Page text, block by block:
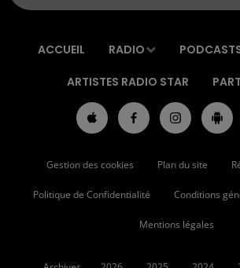
ACCUEIL RADIO
ARTISTES RADIO STAR
Gestion des cookies Plan du site
Politique de Confidentialité Conditions
Mentions légales